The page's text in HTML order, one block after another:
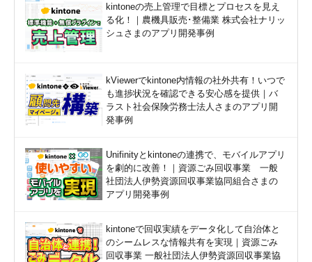
kintoneの売上管理で目標とプロセスを見え
る化！｜農機具販売･整備業 株式会社ナリッ
シュさまのアプリ開発事例
kViewerでkintone内情報の社外共有！いつで
も進捗状況を確認できる安心感を提供｜バ
ラスト社会保険労務士法人さまのアプリ開
発事例
Unifinityとkintoneの連携で、モバイルアプリ
を劇的に改善！｜資源ごみ回収事業 一般
社団法人伊勢資源回収事業協同組合さまの
アプリ開発事例
kintoneで回収実績をデータ化して自治体と
のシームレスな情報共有を実現｜資源ごみ
回収事業 一般社団法人伊勢資源回収事業協